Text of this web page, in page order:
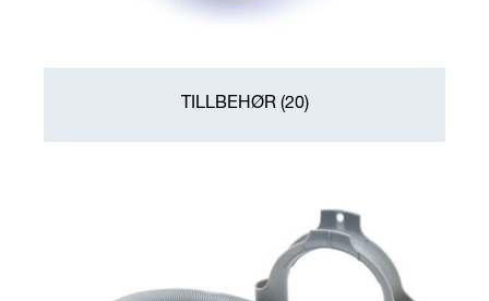
TILLBEHØR (20)